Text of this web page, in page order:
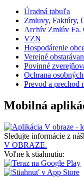
Úradná tabuľa
Zmluvy, Faktúry,
Archív Zmlúv Fa.
VZN
Hospodárenie
Verejné
Povinné
Ochrana
Prevod a prechod
Mobilná
Sledujte informácie z
V OBRAZE.
Voľne k stiahnutiu: